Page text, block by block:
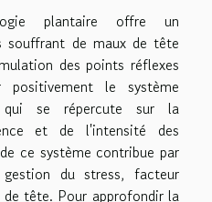
plantaire offre un
souffrant de maux de tête
des points réflexes
le système
qui se répercute sur la
et de l'intensité des
ce système contribue par
du stress, facteur
tête. Pour approfondir la